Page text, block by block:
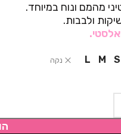
מהמם ונוח במיוחד.
ולבבות.
S
M
L נקה